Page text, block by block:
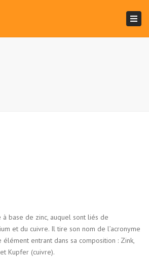
à base de zinc, auquel sont liés de
et du cuivre. Il tire son nom de l’acronyme
entrant dans sa composition : Zink,
Kupfer (cuivre).